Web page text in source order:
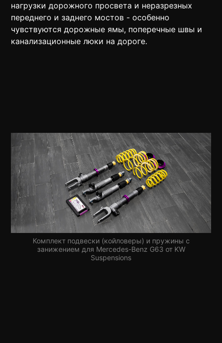
нагрузки дорожного просвета и неразрезных
переднего и заднего мостов - особенно
чувствуются дорожные ямы, поперечные швы и
канализационные люки на дороге.
Комплект подвески (койловеры) и пружины с
занижением для Mercedes-Benz G63 от KW
Suspensions